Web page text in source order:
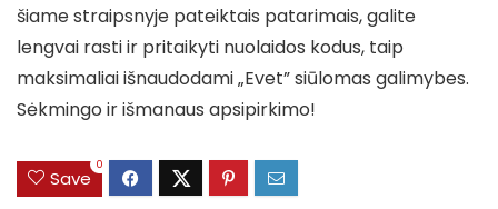
šiame straipsnyje pateiktais patarimais, galite
lengvai rasti ir pritaikyti nuolaidos kodus, taip
maksimaliai išnaudodami „Evet” siūlomas galimybes.
Sėkmingo ir išmanaus apsipirkimo!
Save
0